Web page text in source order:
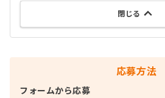
閉じる
応募方法
フォームから応募